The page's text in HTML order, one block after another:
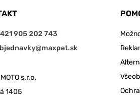
905 202 743
s.r.o.
1405